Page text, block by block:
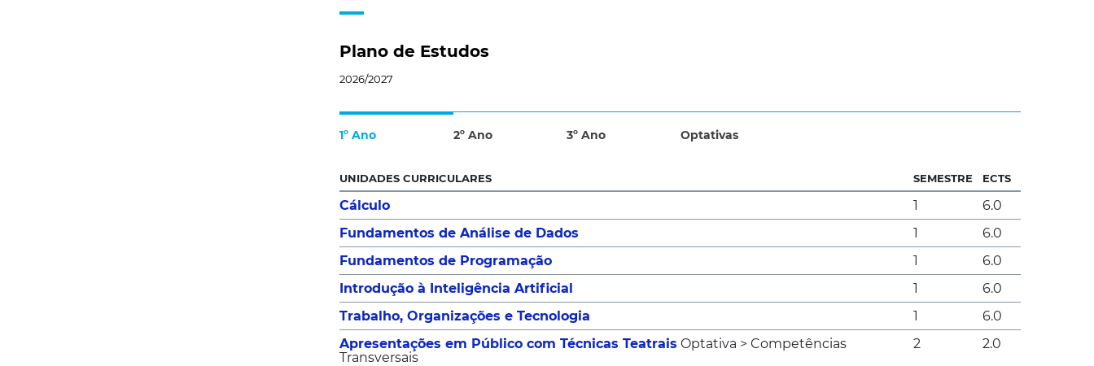
Plano de Estudos
2026/2027
1º Ano 2º Ano 3º Ano Optativas
UNIDADES CURRICULARES SEMESTRE ECTS
Cálculo 1
6.0
Fundamentos de Análise de Dados
1
6.0
Fundamentos de Programação
1
6.0
Introdução à Inteligência Artificial
1
6.0
Trabalho, Organizações e Tecnologia
1
6.0
Apresentações em Público com Técnicas Teatrais Optativa > Competências
Transversais
2 2.0